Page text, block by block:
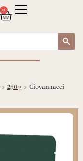
0
Search Button
250 g
Giovannacci